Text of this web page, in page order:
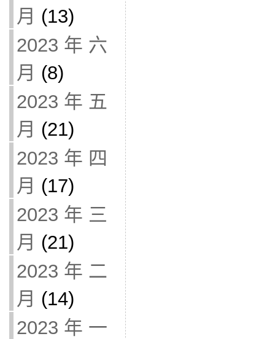
月 (13)
2023 年 六
月 (8)
2023 年 五
月 (21)
2023 年 四
月 (17)
2023 年 三
月 (21)
2023 年 二
月 (14)
2023 年 一